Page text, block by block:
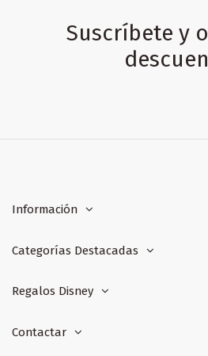
Suscríbete y
Información
Categorías Destacadas
Regalos Disney
Contactar